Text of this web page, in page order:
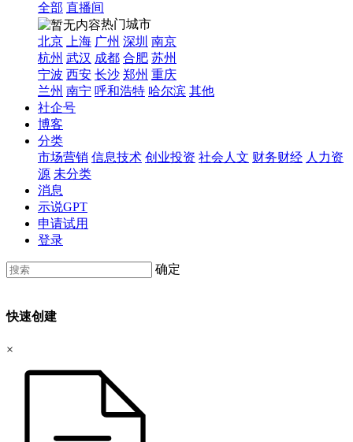
全部 直播间
热门城市
北京
上海 广州 深圳 南京
杭州 武汉 成都 合肥 苏州
宁波 西安 长沙 郑州 重庆
兰州 南宁 呼和浩特 哈尔滨 其他
社企号
博客
分类
市场营销 信息技术 创业投资 社会人文 财务财经 人力资
源 未分类
消息
示说GPT
申请试用
登录
确定
快速创建
×